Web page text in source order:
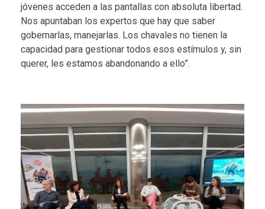
jóvenes acceden a las pantallas con absoluta libertad.
Nos apuntaban los expertos que hay que saber
gobernarlas, manejarlas. Los chavales no tienen la
capacidad para gestionar todos esos estímulos y, sin
querer, les estamos abandonando a ello”.